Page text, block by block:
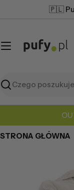
do
🇵🇱
Szukaj
STRONA GŁÓWNA